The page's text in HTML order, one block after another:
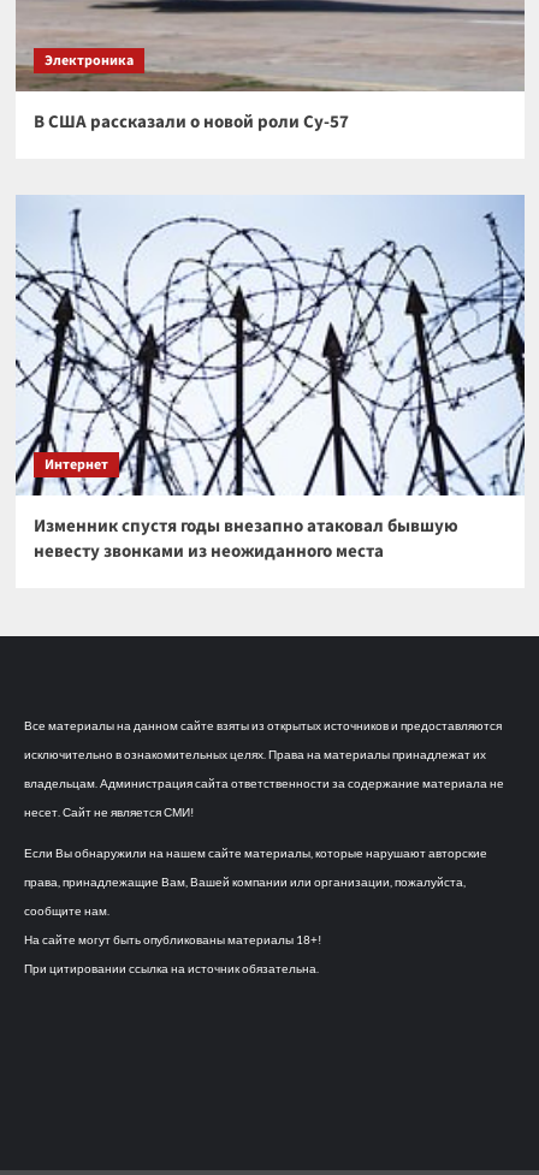
Электроника
В США рассказали о новой роли Су-57
Интернет
Изменник спустя годы внезапно атаковал бывшую
невесту звонками из неожиданного места
Все материалы на данном сайте взяты из открытых источников и предоставляются
исключительно в ознакомительных целях. Права на материалы принадлежат их
владельцам. Администрация сайта ответственности за содержание материала не
несет. Сайт не является СМИ!
Если Вы обнаружили на нашем сайте материалы, которые нарушают авторские
права, принадлежащие Вам, Вашей компании или организации, пожалуйста,
сообщите нам.
На сайте могут быть опубликованы материалы 18+!
При цитировании ссылка на источник обязательна.